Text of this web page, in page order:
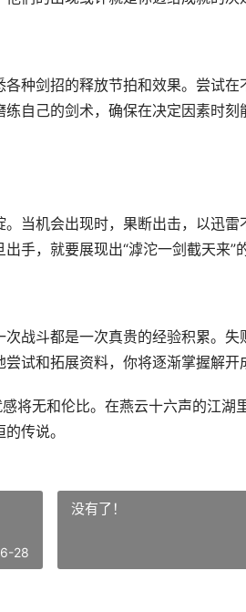
种剑招的释放节拍和效果。尝试在
自己的剑术，确保在决定因素时
当机会出现时，果断出击，以迅雷
手，就要展现出“滹沱一剑截天来”
战斗都是一次真贵的经验积累。
试和拓展资料，你将逐渐掌握解开
将无和伦比。在燕云十六声的江湖
传说。
28
没有了！